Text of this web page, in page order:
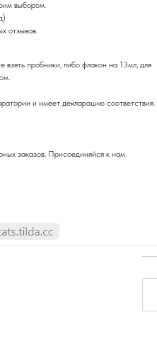
выбором.
отзывов.
пробники, либо флакон на 13мл, для
и имеет декларацию соответствия.
заказов. Присоединяйся к нам.